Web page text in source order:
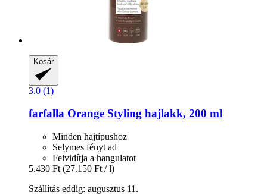
Kosár
3.0 (1)
farfalla Orange Styling hajlakk, 200 ml
Minden hajtípushoz
Selymes fényt ad
Felvidítja a hangulatot
5.430 Ft (27.150 Ft / l)
Szállítás eddig: augusztus 11.